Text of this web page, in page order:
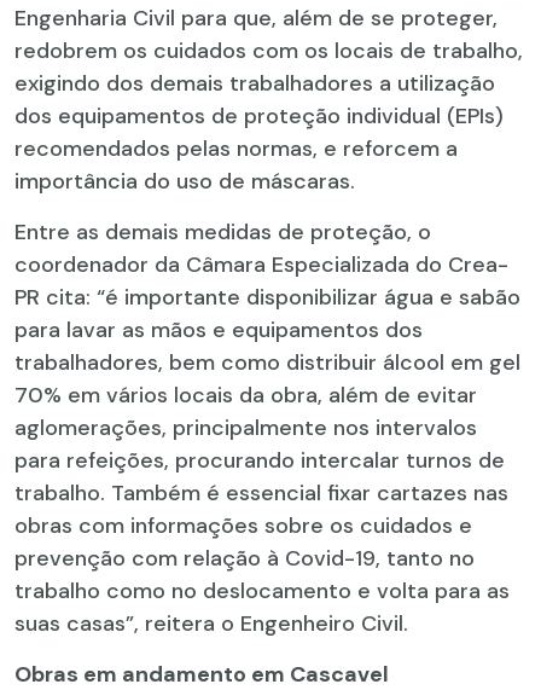
Engenharia Civil para que, além de se proteger,
redobrem os cuidados com os locais de trabalho,
exigindo dos demais trabalhadores a utilização
dos equipamentos de proteção individual (EPIs)
recomendados pelas normas, e reforcem a
importância do uso de máscaras.
Entre as demais medidas de proteção, o
coordenador da Câmara Especializada do Crea-
PR cita: “é importante disponibilizar água e sabão
para lavar as mãos e equipamentos dos
trabalhadores, bem como distribuir álcool em gel
70% em vários locais da obra, além de evitar
aglomerações, principalmente nos intervalos
para refeições, procurando intercalar turnos de
trabalho. Também é essencial fixar cartazes nas
obras com informações sobre os cuidados e
prevenção com relação à Covid-19, tanto no
trabalho como no deslocamento e volta para as
suas casas”, reitera o Engenheiro Civil.
Obras em andamento em Cascavel